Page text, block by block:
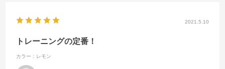
2021.5.10
トレーニングの定番！
カラー：レモン